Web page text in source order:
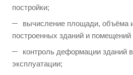
постройки;
вычисление площади, объёма
построенных зданий и помещений
контроль деформации зданий
эксплуатации;